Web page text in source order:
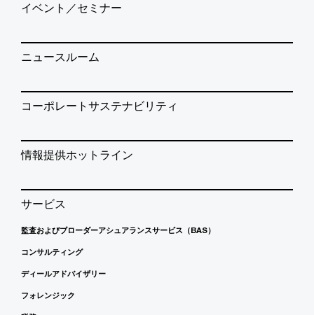
イベント／セミナー
ニュースルーム
コーポレートサステナビリティ
情報提供ホットライン
サービス
監査およびブローダーアシュアランスサービス（BAS）
コンサルティング
ディールアドバイザリー
フォレンジック